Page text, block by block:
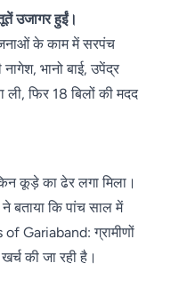
उजागर हुईं।
के काम में सरपंच
भानो बाई, उपेंद्र
ली, फिर 18 बिलों की मदद
कूड़े का ढेर लगा मिला।
बताया कि पांच साल में
Gariaband: ग्रामीणों
की जा रही है।